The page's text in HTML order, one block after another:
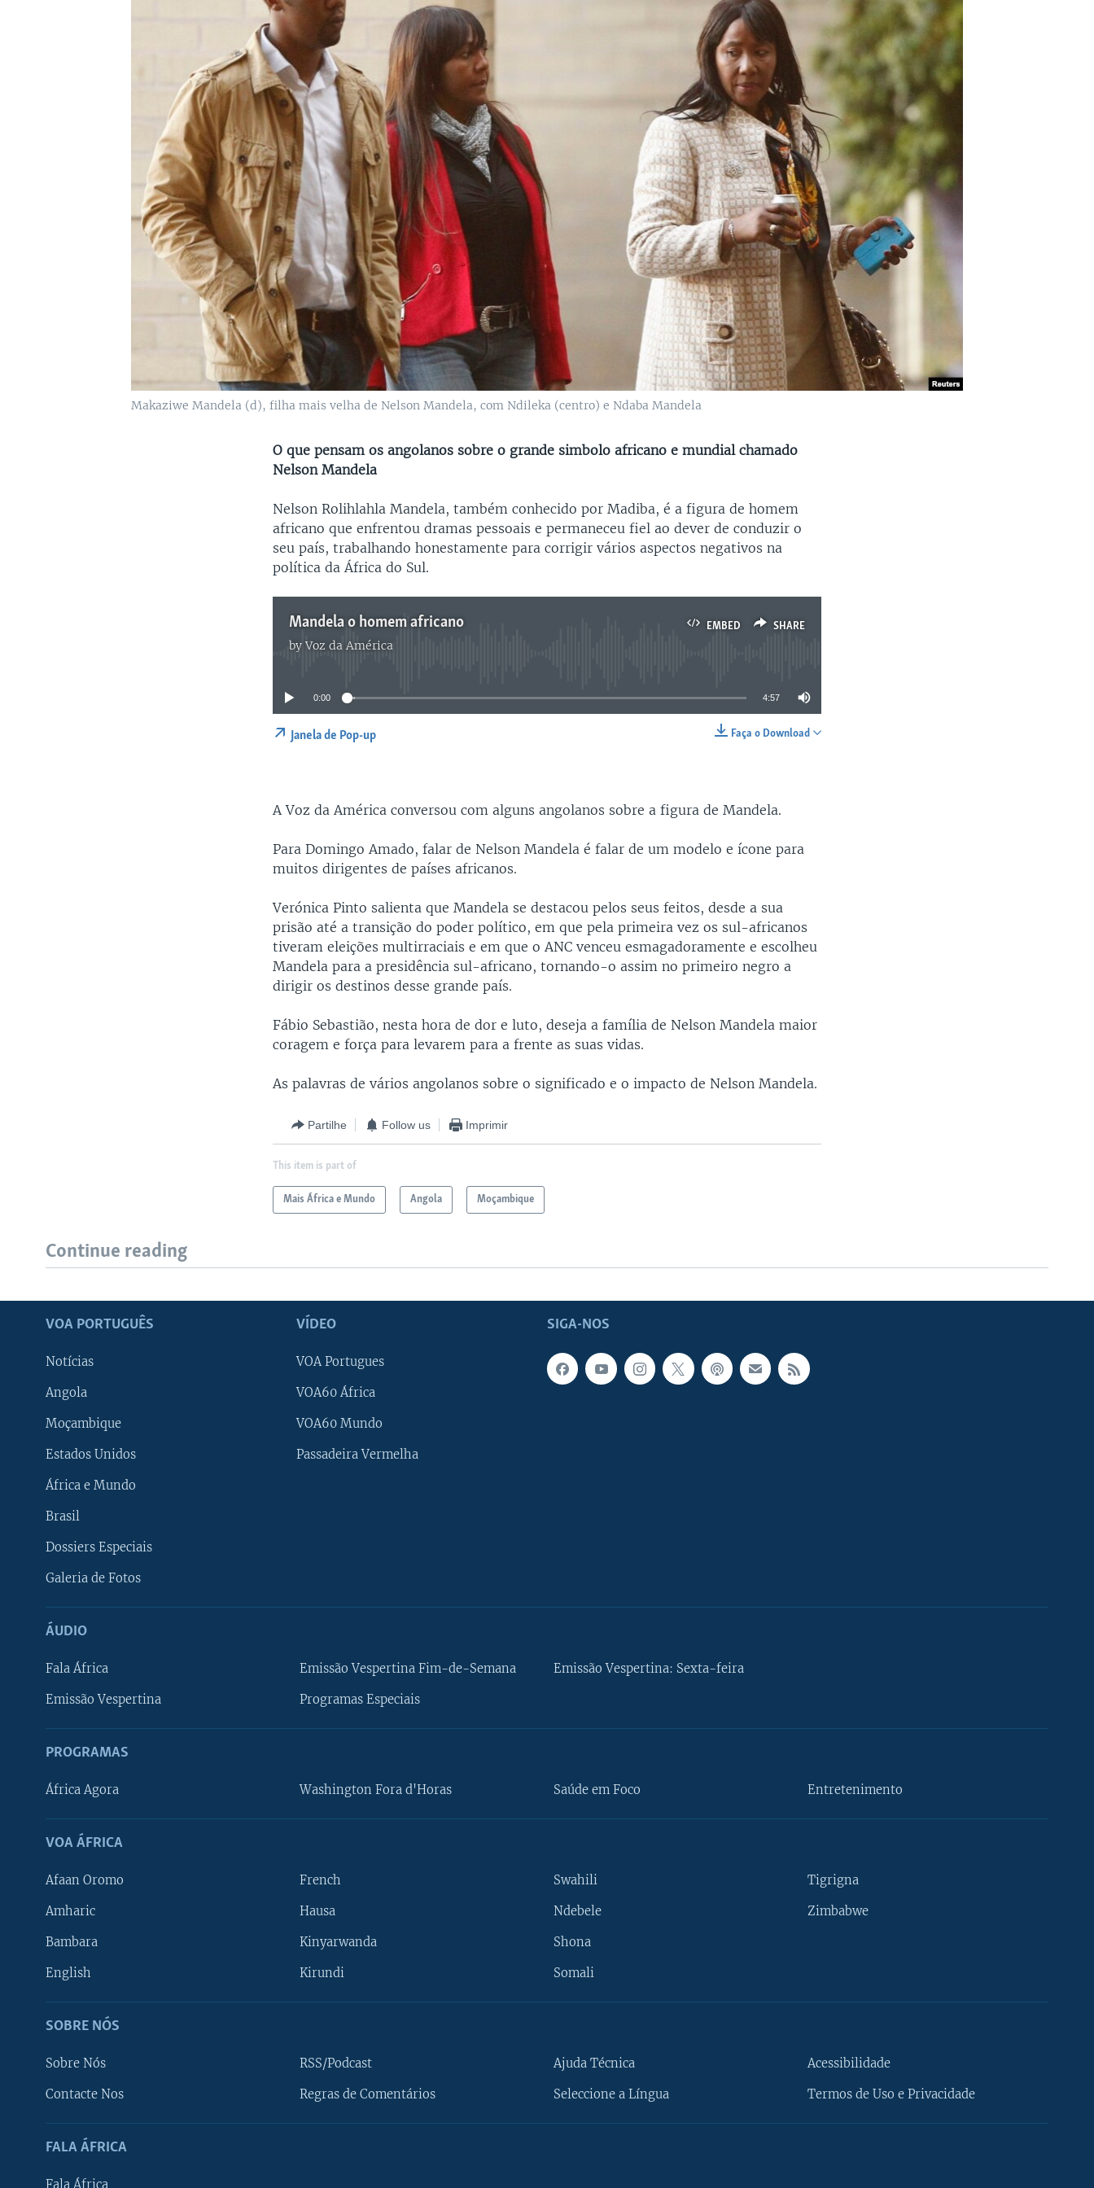
Makaziwe Mandela (d), filha mais velha de Nelson Mandela, com Ndileka (centro) e Ndaba Mandela
O que pensam os angolanos sobre o grande simbolo africano e mundial chamado
Nelson Mandela
Nelson Rolihlahla Mandela, também conhecido por Madiba, é a figura de homem
africano que enfrentou dramas pessoais e permaneceu fiel ao dever de conduzir o
seu país, trabalhando honestamente para corrigir vários aspectos negativos na
política da África do Sul.
EMBED SHARE
Mandela o homem africano
byVoz da América
0:00 4:57
Faça o Download
Janela de Pop-up
A Voz da América conversou com alguns angolanos sobre a figura de Mandela.
Para Domingo Amado, falar de Nelson Mandela é falar de um modelo e ícone para
muitos dirigentes de países africanos.
Verónica Pinto salienta que Mandela se destacou pelos seus feitos, desde a sua
prisão até a transição do poder político, em que pela primeira vez os sul-africanos
tiveram eleições multirraciais e em que o ANC venceu esmagadoramente e escolheu
Mandela para a presidência sul-africano, tornando-o assim no primeiro negro a
dirigir os destinos desse grande país.
Fábio Sebastião, nesta hora de dor e luto, deseja a família de Nelson Mandela maior
coragem e força para levarem para a frente as suas vidas.
As palavras de vários angolanos sobre o significado e o impacto de Nelson Mandela.
Partilhe Follow us Imprimir
This item is part of
Mais África e Mundo Angola Moçambique
Continue reading
SIGA-NOS
VOA PORTUGUÊS
Notícias
Angola
Moçambique
Estados Unidos
África e Mundo
Brasil
Dossiers Especiais
Galeria de Fotos
VÍDEO
VOA Portugues
VOA60 África
VOA60 Mundo
Passadeira Vermelha
ÁUDIO
Fala África
Emissão Vespertina
Emissão Vespertina Fim-de-Semana
Programas Especiais
Emissão Vespertina: Sexta-feira
PROGRAMAS
África Agora Washington Fora d'Horas Saúde em Foco Entretenimento
VOA ÁFRICA
Afaan Oromo
Amharic
Bambara
English
French
Hausa
Kinyarwanda
Kirundi
Swahili
Ndebele
Shona
Somali
Tigrigna
Zimbabwe
SOBRE NÓS
Sobre Nós
Contacte Nos
RSS/Podcast
Regras de Comentários
Ajuda Técnica
Seleccione a Língua
Acessibilidade
Termos de Uso e Privacidade
FALA ÁFRICA